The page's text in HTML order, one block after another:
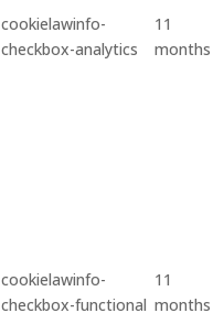
cookielawinfo-
checkbox-analytics
11
months
cookielawinfo-
checkbox-functional
11
months